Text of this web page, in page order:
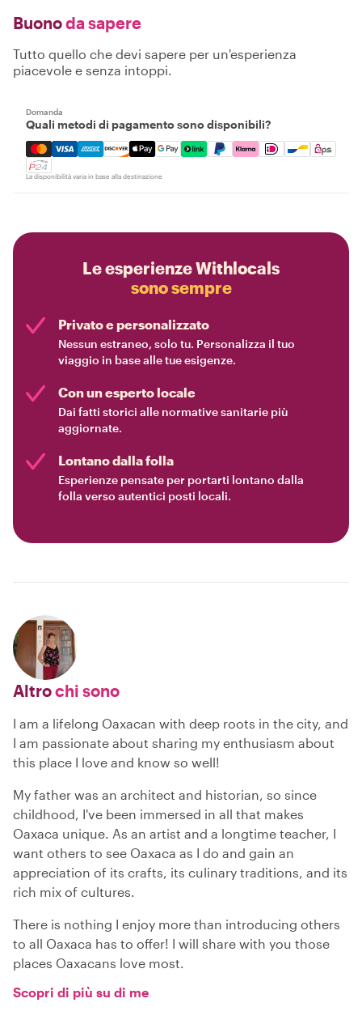
Buonoda sapere
Tutto quello che devi sapere per un'esperienza
piacevole e senza intoppi.
Domanda
Quali metodi di pagamento sono disponibili?
Mastercard, Visa, Amex, Discover, Apple Pay, Google
La disponibilità varia in base alla destinazione
Le esperienze Withlocals
sono sempre
Privato e personalizzato
Nessun estraneo, solo tu. Personalizza il tuo
viaggio in base alle tue esigenze.
Con un esperto locale
Dai fatti storici alle normative sanitarie più
aggiornate.
Lontano dalla folla
Esperienze pensate per portarti lontano dalla
folla verso autentici posti locali.
Altrochi sono
I am a lifelong Oaxacan with deep roots in the city, and
I am passionate about sharing my enthusiasm about
this place I love and know so well!
My father was an architect and historian, so since
childhood, I've been immersed in all that makes
Oaxaca unique. As an artist and a longtime teacher, I
want others to see Oaxaca as I do and gain an
appreciation of its crafts, its culinary traditions, and its
rich mix of cultures.
There is nothing I enjoy more than introducing others
to all Oaxaca has to offer! I will share with you those
places Oaxacans love most.
Scopri di più su di me